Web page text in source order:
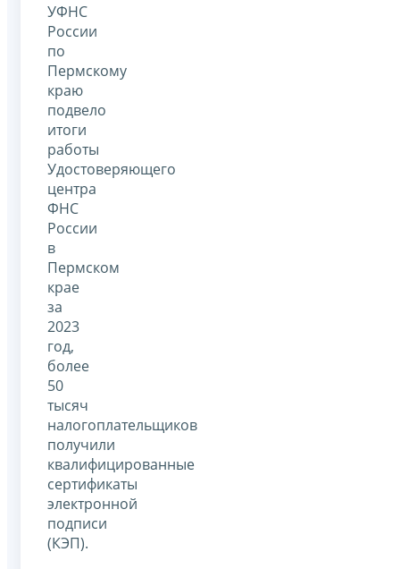
УФНС
России
по
Пермскому
краю
подвело
итоги
работы
Удостоверяющего
центра
ФНС
России
в
Пермском
крае
за
2023
год,
более
50
тысяч
налогоплательщиков
получили
квалифицированные
сертификаты
электронной
подписи
(КЭП).